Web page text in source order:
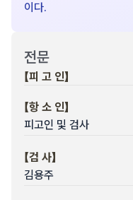
이다.
전문
【피 고 인】
【항 소 인】
피고인 및 검사
【검 사】
김용주